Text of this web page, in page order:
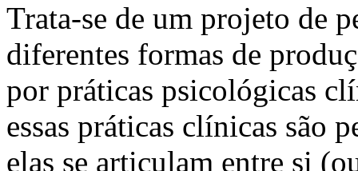
Trata-se de um projeto de
diferentes formas de
por práticas psicológicas
essas práticas clínicas são
elas se articulam entre si